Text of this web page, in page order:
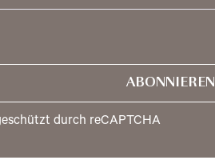
ABONNIEREN
durch reCAPTCHA